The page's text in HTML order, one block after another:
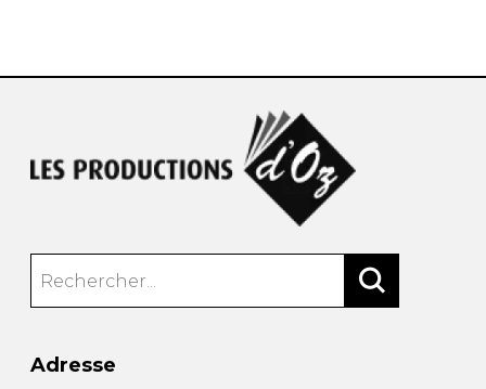
Adresse